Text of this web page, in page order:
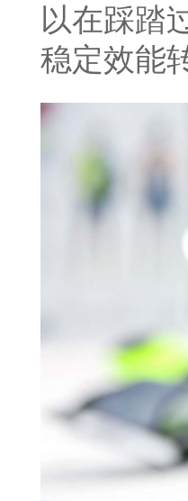
以在踩踏
稳定效能